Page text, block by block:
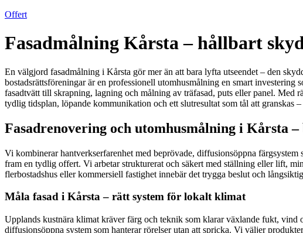
Offert
Fasadmålning Kårsta – hållbart
En välgjord fasadmålning i Kårsta gör mer än att bara lyfta utseendet – den
bostadsrättsföreningar är en professionell utomhusmålning en smart
fasadtvätt till skrapning, lagning och målning av träfasad, puts eller panel.
tydlig tidsplan, löpande kommunikation och ett slutresultat som tål att granskas
Fasadrenovering och utomhusmålning i Kårsta
Vi kombinerar hantverkserfarenhet med beprövade, diffusionsöppna
fram en tydlig offert. Vi arbetar strukturerat och säkert med ställning eller lift,
flerbostadshus eller kommersiell fastighet innebär det trygga beslut och
Måla fasad i Kårsta – rätt system för lokalt klimat
Upplands kustnära klimat kräver färg och teknik som klarar växlande fukt, vind
diffusionsöppna system som hanterar rörelser utan att spricka. Vi väljer